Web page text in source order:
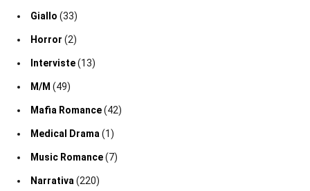
Giallo (33)
Horror (2)
Interviste(13)
M/M (49)
Mafia Romance(42)
Medical Drama (1)
Music Romance(7)
Narrativa (220)